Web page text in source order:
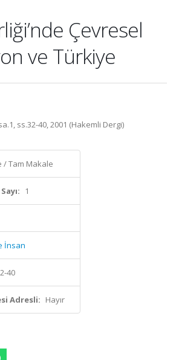
Çevresel
ve Türkiye
ss.32-40, 2001 (Hakemli Dergi)
/ Tam Makale
Sayı: 1
İnsan
40
Adresli: Hayır